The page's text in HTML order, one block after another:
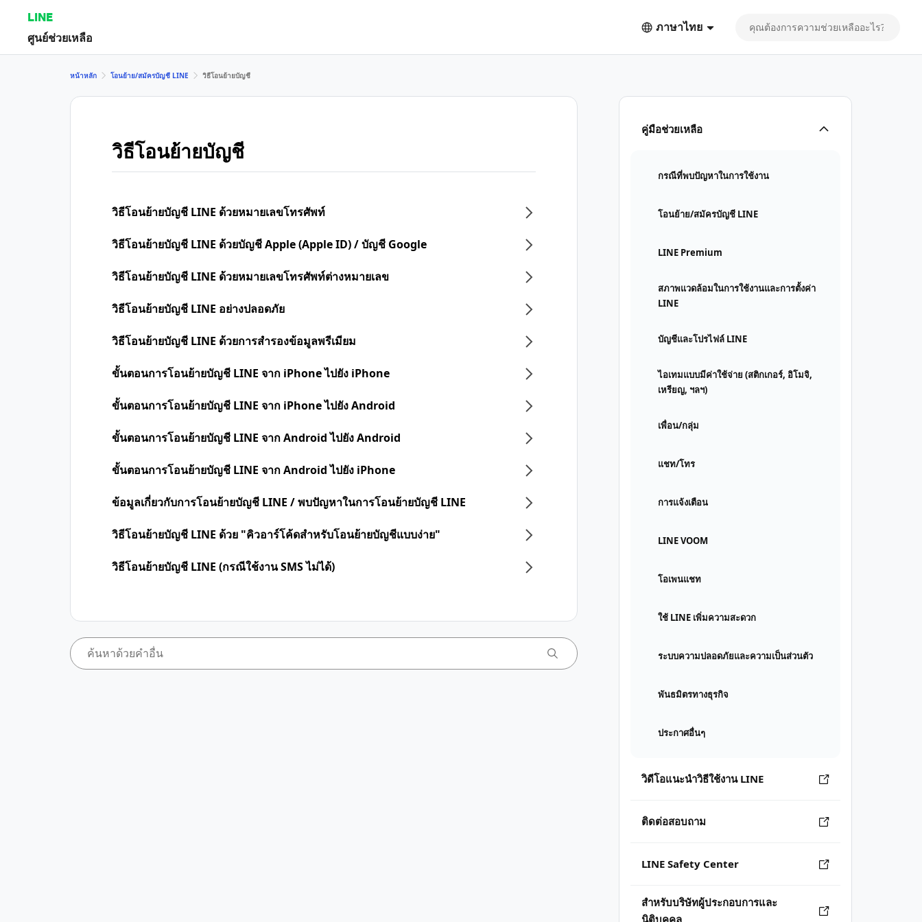
LINE
ศูนย์ช่วยเหลือ
ภาษาไทย
คู่มือช่วยเหลือ
กรณีที่พบปัญหาในการใช้งาน
โอนย้าย/สมัครบัญชี LINE
LINE Premium
สภาพแวดล้อมในการใช้งานและการตั้งค่า
LINE
บัญชีและโปรไฟล์ LINE
ไอเทมแบบมีค่าใช้จ่าย (สติกเกอร์, อิโมจิ,
เหรียญ, ฯลฯ)
เพื่อน/กลุ่ม
แชท/โทร
การแจ้งเตือน
LINE VOOM
โอเพนแชท
ใช้ LINE เพิ่มความสะดวก
ระบบความปลอดภัยและความเป็นส่วนตัว
พันธมิตรทางธุรกิจ
ประกาศอื่นๆ
วิดีโอแนะนำวิธีใช้งาน LINE
ติดต่อสอบถาม
LINE Safety Center
สำหรับบริษัทผู้ประกอบการและ
นิติบุคคล
หน้าหลัก โอนย้าย/สมัครบัญชี LINE วิธีโอนย้ายบัญชี
วิธีโอนย้ายบัญชี
วิธีโอนย้ายบัญชี LINE ด้วยหมายเลขโทรศัพท์
วิธีโอนย้ายบัญชี LINE ด้วยบัญชี Apple (Apple ID) / บัญชี Google
วิธีโอนย้ายบัญชี LINE ด้วยหมายเลขโทรศัพท์ต่างหมายเลข
วิธีโอนย้ายบัญชี LINE อย่างปลอดภัย
วิธีโอนย้ายบัญชี LINE ด้วยการสำรองข้อมูลพรีเมียม
ขั้นตอนการโอนย้ายบัญชี LINE จาก iPhone ไปยัง iPhone
ขั้นตอนการโอนย้ายบัญชี LINE จาก iPhone ไปยัง Android
ขั้นตอนการโอนย้ายบัญชี LINE จาก Android ไปยัง Android
ขั้นตอนการโอนย้ายบัญชี LINE จาก Android ไปยัง iPhone
ข้อมูลเกี่ยวกับการโอนย้ายบัญชี LINE / พบปัญหาในการโอนย้ายบัญชี LINE
วิธีโอนย้ายบัญชี LINE ด้วย "คิวอาร์โค้ดสำหรับโอนย้ายบัญชีแบบง่าย"
วิธีโอนย้ายบัญชี LINE (กรณีใช้งาน SMS ไม่ได้)